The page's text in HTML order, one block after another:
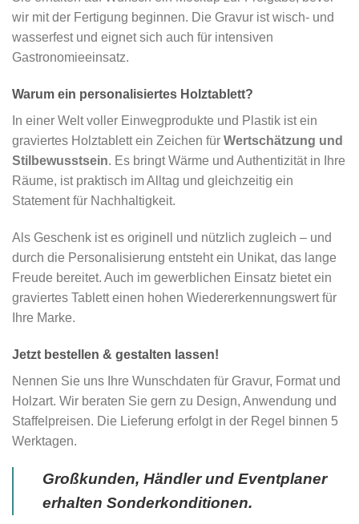
wir mit der Fertigung beginnen. Die Gravur ist wisch- und
wasserfest und eignet sich auch für intensiven
Gastronomieeinsatz.
Warum ein personalisiertes Holztablett?
In einer Welt voller Einwegprodukte und Plastik ist ein
graviertes Holztablett ein Zeichen für Wertschätzung und
Stilbewusstsein. Es bringt Wärme und Authentizität in Ihre
Räume, ist praktisch im Alltag und gleichzeitig ein
Statement für Nachhaltigkeit.
Als Geschenk ist es originell und nützlich zugleich – und
durch die Personalisierung entsteht ein Unikat, das lange
Freude bereitet. Auch im gewerblichen Einsatz bietet ein
graviertes Tablett einen hohen Wiedererkennungswert für
Ihre Marke.
Jetzt bestellen & gestalten lassen!
Nennen Sie uns Ihre Wunschdaten für Gravur, Format und
Holzart. Wir beraten Sie gern zu Design, Anwendung und
Staffelpreisen. Die Lieferung erfolgt in der Regel binnen 5
Werktagen.
Großkunden, Händler und Eventplaner
erhalten Sonderkonditionen.